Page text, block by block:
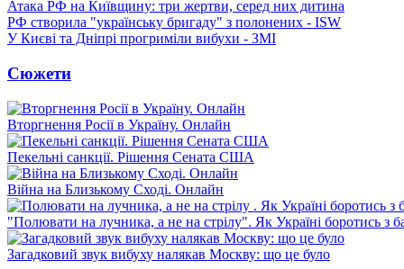
Атака РФ на Київщину: три жертви, серед них дитина
РФ створила "українську бригаду" з полонених - ISW
У Києві та Дніпрі прогриміли вибухи - ЗМІ
Сюжети
Вторгнення Росії в Україну. Онлайн
Пекельні санкції. Рішення Сената США
Війна на Близькому Сході. Онлайн
"Полювати на лучника, а не на стрілу". Як Україні боротись з
Загадковий звук вибуху налякав Москву: що це було